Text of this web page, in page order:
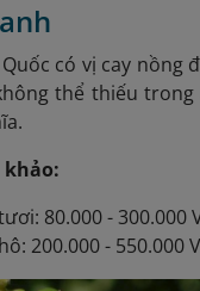
có vị cay nồng
thể thiếu trong
80.000 - 300.000
200.000 - 550.000